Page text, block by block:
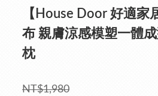
【House Door 好適家
布 親膚涼感模塑一體
枕
NT$1,980